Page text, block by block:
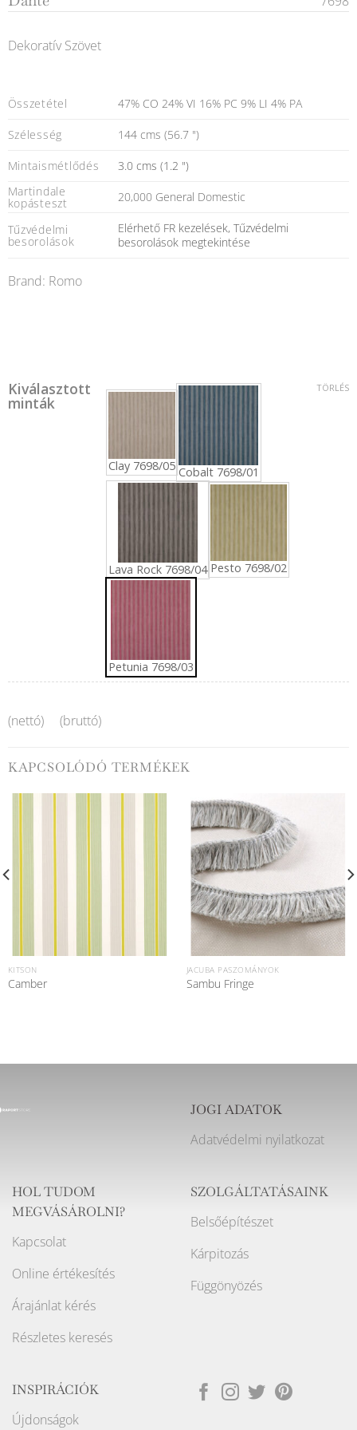
Dekoratív Szövet
Összetétel 47% CO 24% VI 16% PC 9% LI 4% PA
Szélesség 144 cms (56.7 ")
Mintaismétlődés
3.0 cms (1.2 ")
Martindale
kopásteszt 20,000 General Domestic
Tűzvédelmi
besorolások
Elérhető FR kezelések, Tűzvédelmi
besorolások megtekintése
Brand: Romo
Kiválasztott
minták
Clay 7698/05 Cobalt 7698/01
Lava Rock 7698/04 Pesto 7698/02
Petunia 7698/03
TÖRLÉS
(nettó) (bruttó)
KAPCSOLÓDÓ TERMÉKEK
KITSON
Camber
JACUBA PASZOMÁNYOK
Sambu Fringe
JOGI ADATOK
Adatvédelmi nyilatkozat
HOL TUDOM
MEGVÁSÁROLNI?
Kapcsolat
Online értékesítés
Árajánlat kérés
Részletes keresés
SZOLGÁLTATÁSAINK
Belsőépítészet
Kárpitozás
Függönyözés
INSPIRÁCIÓK
Újdonságok